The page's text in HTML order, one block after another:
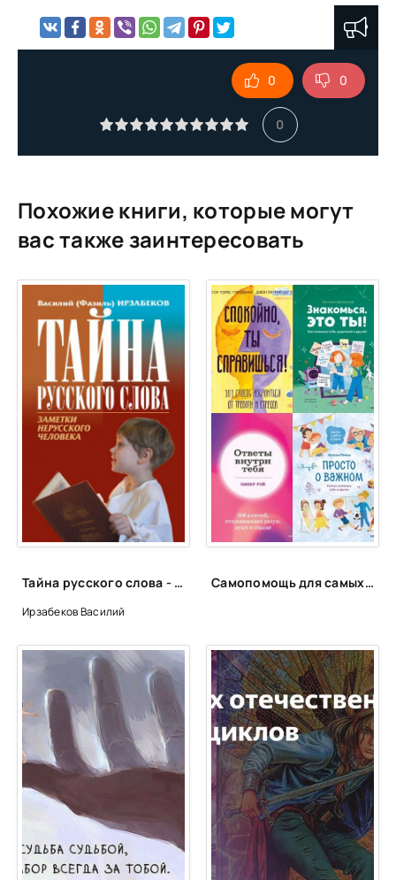
17
19
21
22
25
30
32
0
0 0
Похожие книги, которые могут
вас также заинтересовать
Тайна русского слова - Василий Ирзабеков
Ирзабеков Василий
Самопомощь для самых маленьких